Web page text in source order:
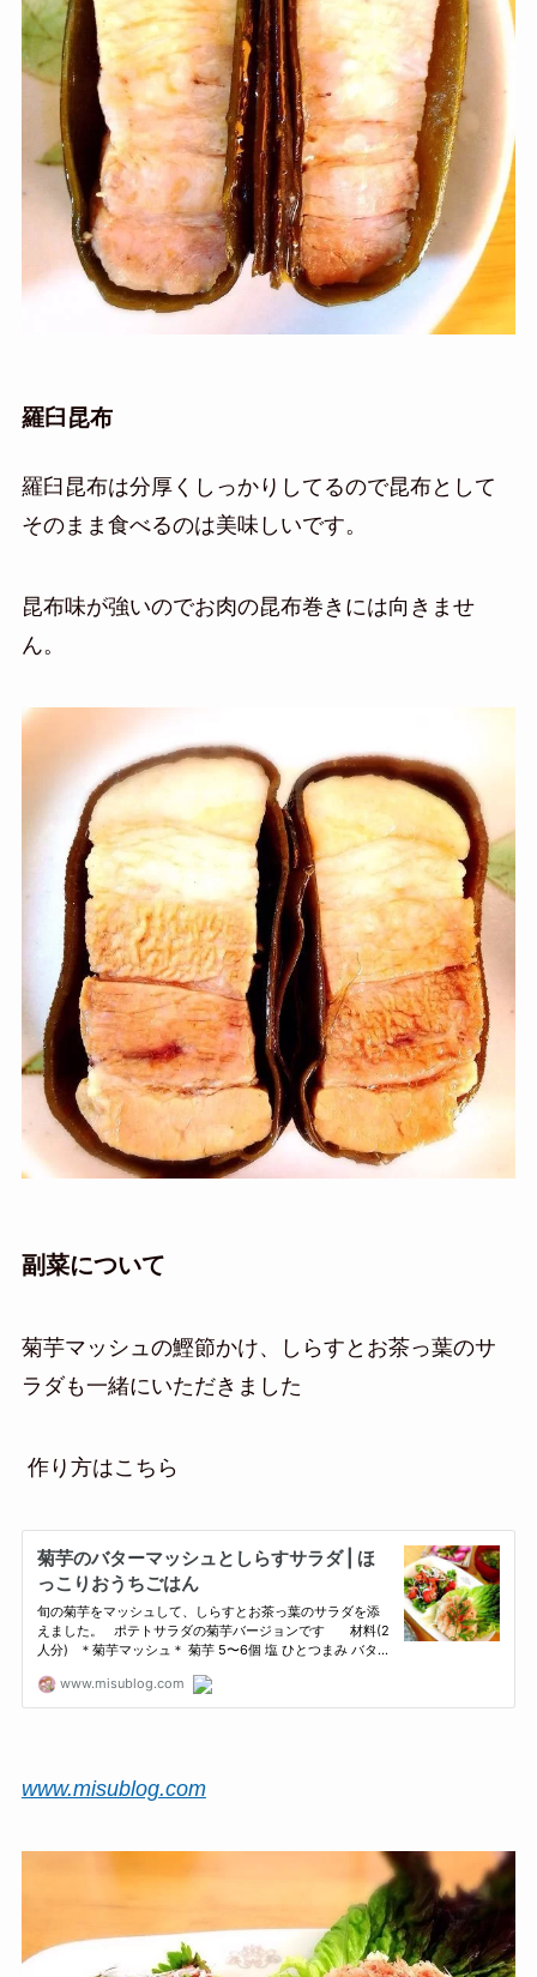
羅臼昆布
羅臼昆布は分厚くしっかりしてるので昆布として
そのまま食べるのは美味しいです。
昆布味が強いのでお肉の昆布巻きには向きませ
ん。
副菜について
菊芋マッシュの鰹節かけ、しらすとお茶っ葉のサ
ラダも一緒にいただきました
作り方はこちら
www.misublog.com